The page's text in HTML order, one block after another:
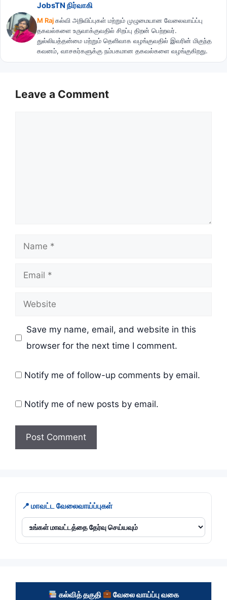
JobsTN நிர்வாகி
M Rajகல்வி அறிவிப்புகள் மற்றும் முழுமையான வேலைவாய்ப்பு
தகவல்களை உருவாக்குவதில் சிறப்பு திறன் பெற்றவர்.
துல்லியத்தன்மை மற்றும் தெளிவாக வழங்குவதில் இவரின் மிகுந்த
கவனம், வாசகர்களுக்கு நம்பகமான தகவல்களை வழங்குகிறது.
Leave a Comment
Name
Email
Website
Save my name, email, and website in this
browser for the next time I comment.
Notify me of follow-up comments by email.
Notify me of new posts by email.
📍 மாவட்ட வேலைவாய்ப்புகள்
கல்வித் தகுதி வேலை வாய்ப்பு வகை